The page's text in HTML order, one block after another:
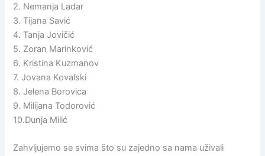
2. Nemanja Ladar
3. Tijana Savić
4. Tanja Jovičić
5. Zoran Marinković
6. Kristina Kuzmanov
7. Jovana Kovalski
8. Jelena Borovica
9. Milijana Todorović
10.Dunja Milić
Zahvljujemo se svima što su zajedno sa nama uživali